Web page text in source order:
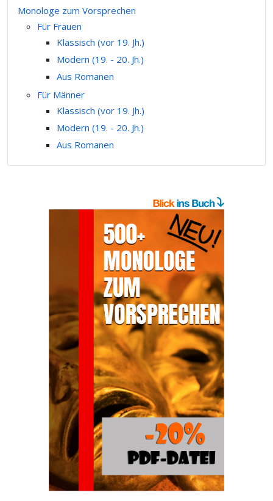
Monologe zum Vorsprechen
Für Frauen
Klassisch (vor 19. Jh.)
Modern (19. - 20. Jh.)
Aus Romanen
Für Männer
Klassisch (vor 19. Jh.)
Modern (19. - 20. Jh.)
Aus Romanen